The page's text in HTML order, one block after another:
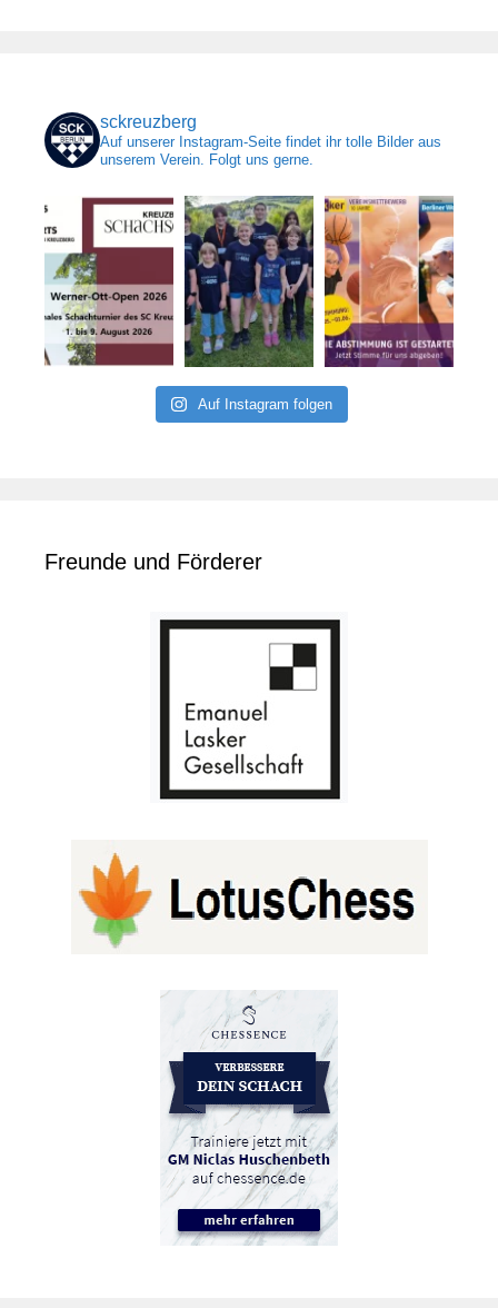
sckreuzberg
Auf unserer Instagram-Seite findet ihr tolle Bilder aus
unserem Verein. Folgt uns gerne.
Auf Instagram folgen
Freunde und Förderer